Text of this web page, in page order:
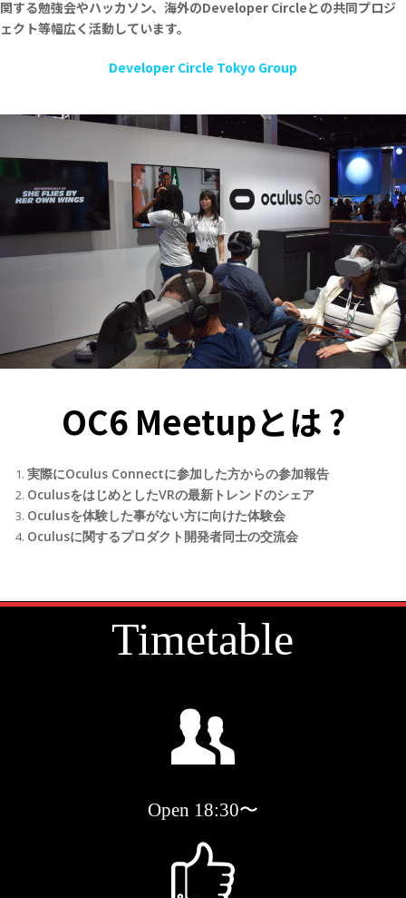
関する勉強会やハッカソン、海外のDeveloper Circleとの共同プロジ
ェクト等幅広く活動しています。
Developer Circle Tokyo Group
OC6 Meetupとは ?
実際にOculus Connectに参加した方からの参加報告
OculusをはじめとしたVRの最新トレンドのシェア
Oculusを体験した事がない方に向けた体験会
Oculusに関するプロダクト開発者同士の交流会
Timetable
Open 18:30〜